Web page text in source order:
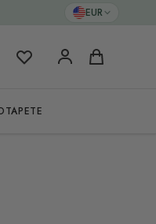
EUR
Meine FavoritenWarenkorb